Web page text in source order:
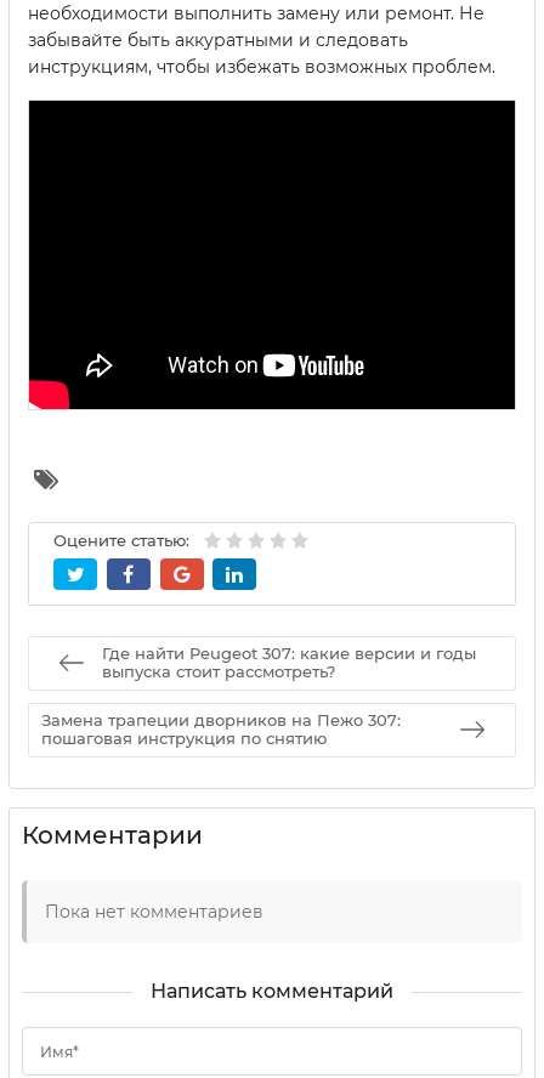
необходимости выполнить замену или ремонт. Не
забывайте быть аккуратными и следовать
инструкциям, чтобы избежать возможных проблем.
Оцените статью:
Где найти Peugeot 307: какие версии и годы
выпуска стоит рассмотреть?
Замена трапеции дворников на Пежо 307:
пошаговая инструкция по снятию
Комментарии
Пока нет комментариев
Написать комментарий
Имя*